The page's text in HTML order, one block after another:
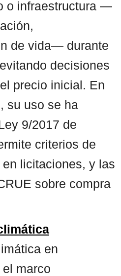
o infraestructura —
de vida— durante
decisiones
precio inicial. En
su uso se ha
9/2017 de
criterios de
licitaciones, y las
sobre compra
en
marco